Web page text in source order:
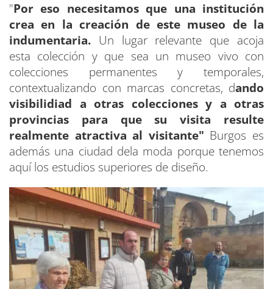
"Por eso necesitamos que una institución
crea en la creación de este museo de la
indumentaria. Un lugar relevante que acoja
esta colección y que sea un museo vivo con
colecciones permanentes y temporales,
contextualizando con marcas concretas, dando
visibilidiad a otras colecciones y a otras
provincias para que su visita resulte
realmente atractiva al visitante" Burgos es
además una ciudad dela moda porque tenemos
aquí los estudios superiores de diseño.